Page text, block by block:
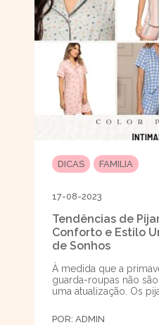
DICAS FAMILIA
17-08-2023
Tendências de
Conforto e Estilo
de Sonhos
À medida que a
guarda-roupas não
uma atualização. Os
POR: ADMIN